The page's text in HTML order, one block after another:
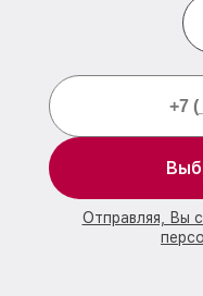
Отправляя, Вы